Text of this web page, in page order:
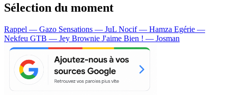
Sélection du moment
Rappel — Gazo Sensations — JuL Nocif — Hamza Egérie —
Nekfeu GTB — Jey Brownie J'aime Bien ! — Josman